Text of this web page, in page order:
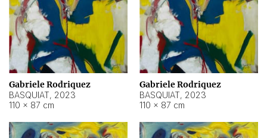
Gabriele Rodriquez
BASQUIAT, 2023
110 × 87 cm
Gabriele Rodriquez
BASQUIAT, 2023
110 × 87 cm